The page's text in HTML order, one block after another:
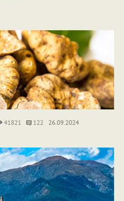
41821 122 26.09.2024